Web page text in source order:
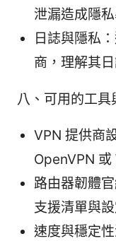
泄漏造成隱私
日誌與隱私
商，理解其
八、可用的工具
VPN 提供商
OpenVPN
路由器韌體
支援清單與
速度與穩定